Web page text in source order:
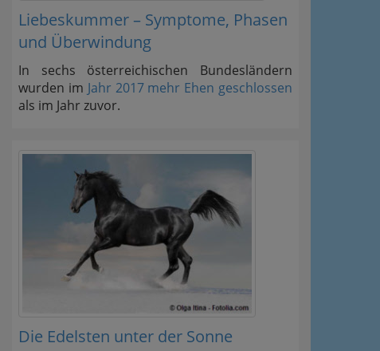
Liebeskummer – Symptome, Phasen
und Überwindung
In sechs österreichischen Bundesländern
wurden im Jahr 2017 mehr Ehen geschlossen
als im Jahr zuvor.
Die Edelsten unter der Sonne